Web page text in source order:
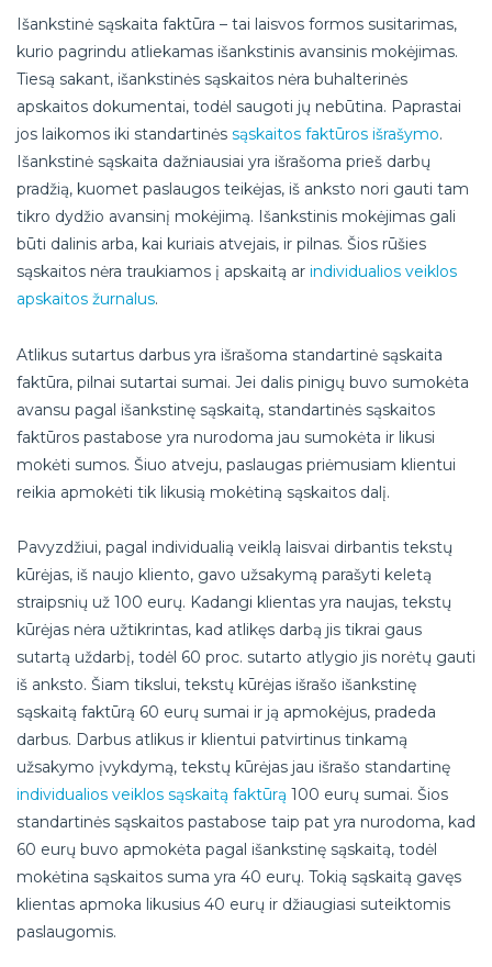
Išankstinė sąskaita faktūra – tai laisvos formos susitarimas,
kurio pagrindu atliekamas išankstinis avansinis mokėjimas.
Tiesą sakant, išankstinės sąskaitos nėra buhalterinės
apskaitos dokumentai, todėl saugoti jų nebūtina. Paprastai
jos laikomos iki standartinės sąskaitos faktūros išrašymo.
Išankstinė sąskaita dažniausiai yra išrašoma prieš darbų
pradžią, kuomet paslaugos teikėjas, iš anksto nori gauti tam
tikro dydžio avansinį mokėjimą. Išankstinis mokėjimas gali
būti dalinis arba, kai kuriais atvejais, ir pilnas. Šios rūšies
sąskaitos nėra traukiamos į apskaitą ar individualios veiklos
apskaitos žurnalus.
Atlikus sutartus darbus yra išrašoma standartinė sąskaita
faktūra, pilnai sutartai sumai. Jei dalis pinigų buvo sumokėta
avansu pagal išankstinę sąskaitą, standartinės sąskaitos
faktūros pastabose yra nurodoma jau sumokėta ir likusi
mokėti sumos. Šiuo atveju, paslaugas priėmusiam klientui
reikia apmokėti tik likusią mokėtiną sąskaitos dalį.
Pavyzdžiui, pagal individualią veiklą laisvai dirbantis tekstų
kūrėjas, iš naujo kliento, gavo užsakymą parašyti keletą
straipsnių už 100 eurų. Kadangi klientas yra naujas, tekstų
kūrėjas nėra užtikrintas, kad atlikęs darbą jis tikrai gaus
sutartą uždarbį, todėl 60 proc. sutarto atlygio jis norėtų gauti
iš anksto. Šiam tikslui, tekstų kūrėjas išrašo išankstinę
sąskaitą faktūrą 60 eurų sumai ir ją apmokėjus, pradeda
darbus. Darbus atlikus ir klientui patvirtinus tinkamą
užsakymo įvykdymą, tekstų kūrėjas jau išrašo standartinę
individualios veiklos sąskaitą faktūrą 100 eurų sumai. Šios
standartinės sąskaitos pastabose taip pat yra nurodoma, kad
60 eurų buvo apmokėta pagal išankstinę sąskaitą, todėl
mokėtina sąskaitos suma yra 40 eurų. Tokią sąskaitą gavęs
klientas apmoka likusius 40 eurų ir džiaugiasi suteiktomis
paslaugomis.